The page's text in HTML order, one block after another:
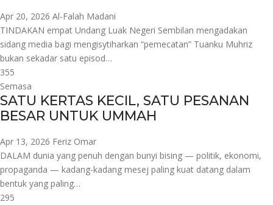
Apr 20, 2026 Al-Falah Madani
TINDAKAN empat Undang Luak Negeri Sembilan mengadakan
sidang media bagi mengisytiharkan “pemecatan” Tuanku Muhriz
bukan sekadar satu episod…
355
Semasa
SATU KERTAS KECIL, SATU PESANAN
BESAR UNTUK UMMAH
Apr 13, 2026 Feriz Omar
DALAM dunia yang penuh dengan bunyi bising — politik, ekonomi,
propaganda — kadang-kadang mesej paling kuat datang dalam
bentuk yang paling…
295